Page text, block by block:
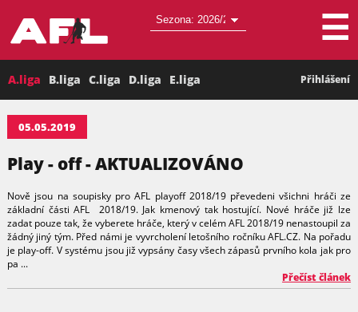
☰
A.liga B.liga C.liga D.liga E.liga Přihlášení
05.05.2019
Play - off - AKTUALIZOVÁNO
Nově jsou na soupisky pro AFL playoff 2018/19 převedeni všichni hráči ze
základní části AFL 2018/19. Jak kmenový tak hostující. Nové hráče již lze
zadat pouze tak, že vyberete hráče, který v celém AFL 2018/19 nenastoupil za
žádný jiný tým. Před námi je vyvrcholení letošního ročníku AFL.CZ. Na pořadu
je play-off. V systému jsou již vypsány časy všech zápasů prvního kola jak pro
pa ...
Přečíst článek